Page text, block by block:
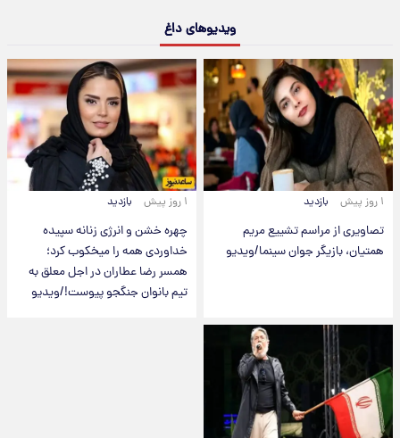
ویدیوهای داغ
۱ روز پیش بازدید
تصاویری از مراسم تشییع مریم
همتیان، بازیگر جوان سینما/ویدیو
۱ روز پیش بازدید
چهره خشن و انرژی زنانه سپیده
خداوردی همه را میخکوب کرد؛
همسر رضا عطاران در اجل معلق به
تیم بانوان جنگجو پیوست!/ویدیو